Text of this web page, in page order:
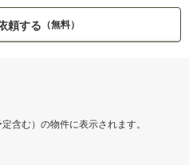
頼する （無料）
含む）の物件に表示されます。